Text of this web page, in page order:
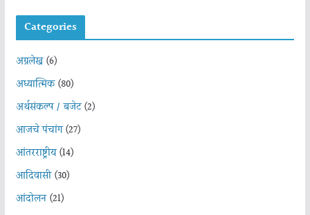
Categories
अग्रलेख(6)
अध्यात्मिक(80)
अर्थसंकल्प / बजेट(2)
आजचे पंचांग(27)
आंतरराष्ट्रीय(14)
आदिवासी(30)
आंदोलन(21)